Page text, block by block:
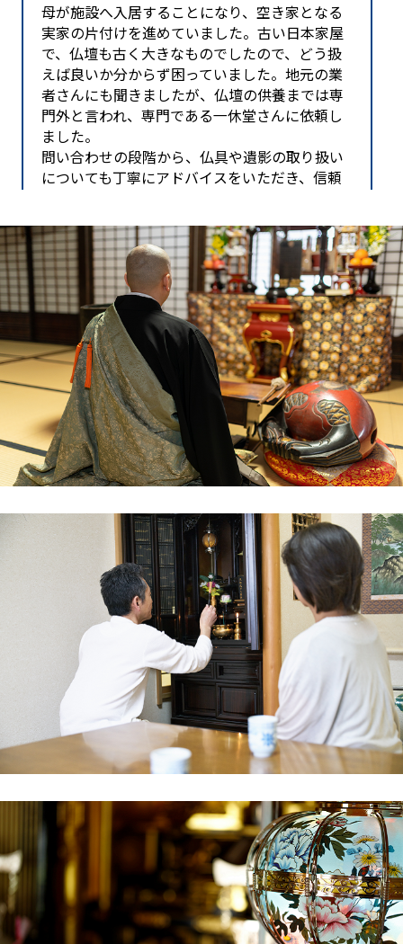
母が施設へ入居することになり、空き家となる
実家の片付けを進めていました。古い日本家屋
で、仏壇も古く大きなものでしたので、どう扱
えば良いか分からず困っていました。地元の業
者さんにも聞きましたが、仏壇の供養までは専
門外と言われ、専門である一休堂さんに依頼し
ました。
問い合わせの段階から、仏具や遺影の取り扱い
についても丁寧にアドバイスをいただき、信頼
かに手を合わせてくださったので、母も「これ
ならバチも当たらないね」と安堵していまし
た。搬出も、狭い玄関や廊下を傷つけないよう
慎重に行っていただき、プロの技を感じまし
後日、供養証明書が届き、最後までしっかり対
応していただいたことに感謝しています。花巻
市周辺で、安心して仏壇を任せられる業者をお
探しの方には、一休堂さんが一番だと思いま
す。
岩手県北上市在住 千田 様
実家の建て替えに伴い、古くなった仏壇を処分
し、新しい家に合うモダンな仏壇に買い替える
ことになりました。長年、家族の中心にあった
仏壇ですので、最後は感謝の気持ちを込めて送
り出したいと思い、供養に力を入れている一休
堂さんに相談しました。ホームページの「お客
様の声」を読み、ここなら信頼できそうだと感
じたのも理由の一つです。
事前相談では、料金体系が非常に明確で、追加
費用の心配がない点が良かったです。当日は、
スタッフの方が仏壇に対して深く敬意を払い、
解体・搬出も手際が良く、見ていて安心感があ
りました。
作業後の清掃まで丁寧にしていただき、サービ
ス質の高さに驚きました。北上市で仏壇の供
養・処分を検討されている方は、一休堂さんに
相談すれば間違いないと思います。